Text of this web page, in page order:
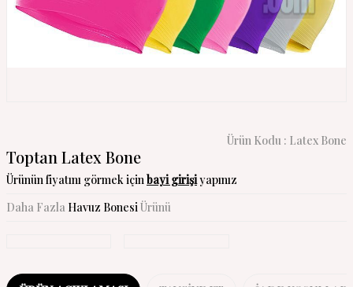
Ürün Kodu : Latex Bone
Toptan Latex Bone
Ürünün fiyatını görmek içinbayi girişiyapınız
Daha Fazla Havuz BonesiÜrünü